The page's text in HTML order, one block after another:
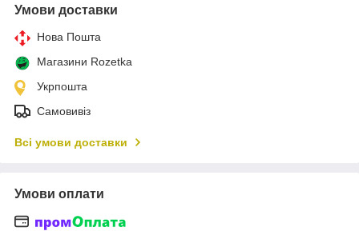
Умови доставки
Нова Пошта
Магазини Rozetka
Укрпошта
Самовивіз
Всі умови доставки
Умови оплати